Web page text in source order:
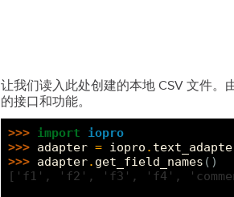
让我们读入此处创建的本地 CSV 文件。
的接口和功能。
>>> import
iopro
>>> adapter = iopro .
>>> adapter. get_field_names ()
['f1', 'f2', 'f3', 'f4',